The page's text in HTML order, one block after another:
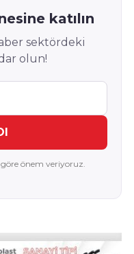
katılın
sektördeki
olun!
göre önem veriyoruz.